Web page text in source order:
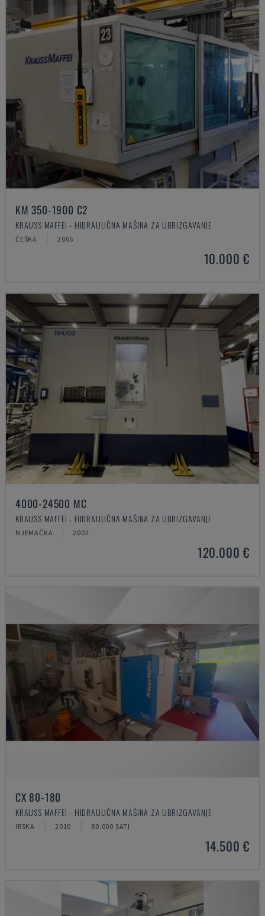
KM 350-1900 C2
KRAUSS MAFFEI - HIDRAULIČNA MAŠINA ZA UBRIZGAVANJE
ČEŠKA 2006
10.000 €
4000-24500 MC
KRAUSS MAFFEI - HIDRAULIČNA MAŠINA ZA UBRIZGAVANJE
NJEMAČKA 2002
120.000 €
CX 80-180
KRAUSS MAFFEI - HIDRAULIČNA MAŠINA ZA UBRIZGAVANJE
IRSKA 2010 80.000 SATI
14.500 €